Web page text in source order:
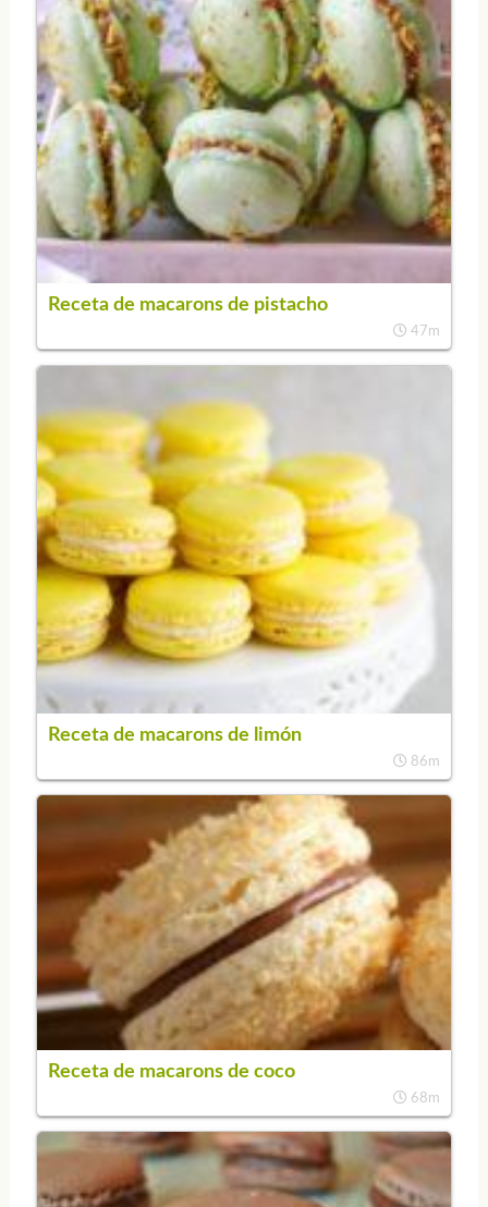
Receta de macarons de pistacho
47m
Receta de macarons de limón
86m
Receta de macarons de coco
68m